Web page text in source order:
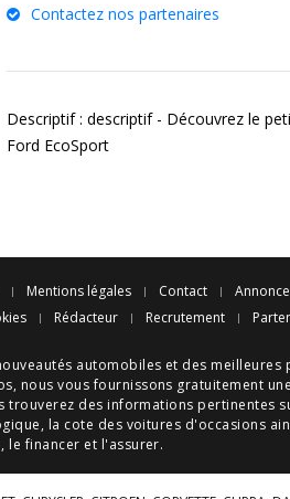
Contactez nos partenaires
Descriptif : descriptif - Découvrez le
Ford EcoSport
Mentions légales Contact
Rédacteur Recrutement
automobiles et des meilleures
, nous vous fournissons gratuitement
trouverez des informations pertinentes
, la cote des voitures d'occasions
, le financer et l'assurer.